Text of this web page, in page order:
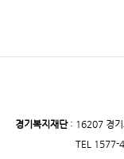
경기복지재단: 16207 경기
TEL 1577-